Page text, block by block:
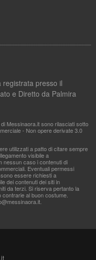
presso il
e Diretto da Palmira
Messinaora.it sono rilasciati sotto
- Non opere derivate 3.0
utilizzati a patto di citare sempre
visibile a
nessun caso i contenuti di
Eventuali permessi
essere richiesti a
dei contenuti dei siti in
da terzi. Si riserva pertanto la
al buon costume.